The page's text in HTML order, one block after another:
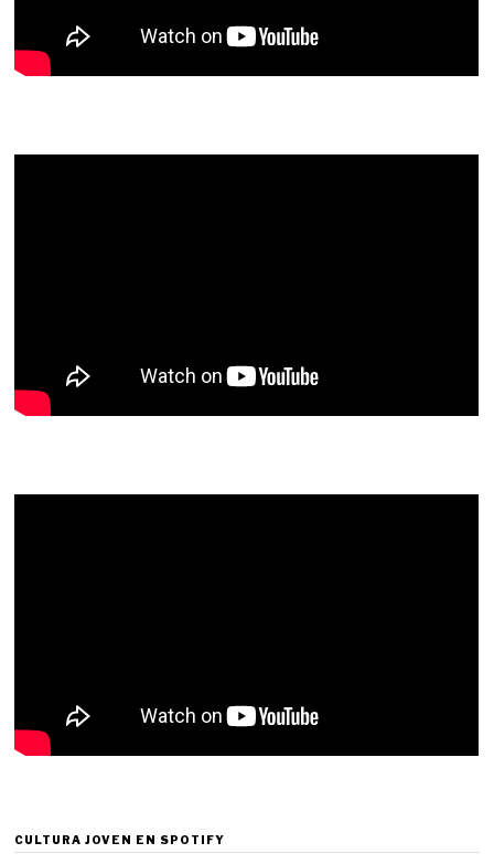
CULTURA JOVEN EN SPOTIFY